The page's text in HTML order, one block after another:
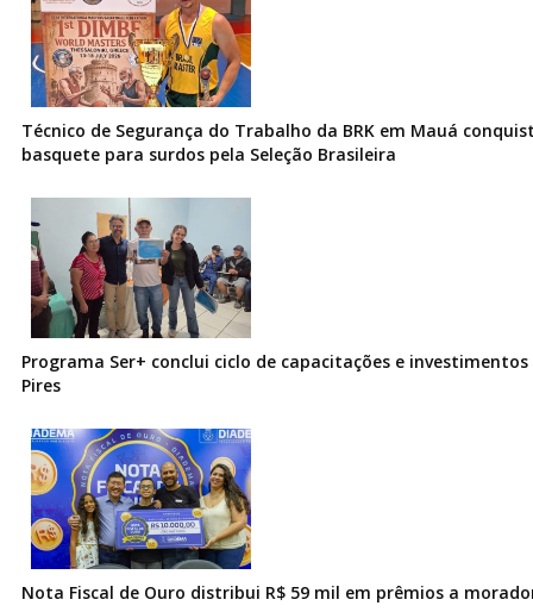
Técnico de Segurança do Trabalho da BRK em Mauá
basquete para surdos pela Seleção Brasileira
Programa Ser+ conclui ciclo de capacitações e
Pires
Nota Fiscal de Ouro distribui R$ 59 mil em prêmios a